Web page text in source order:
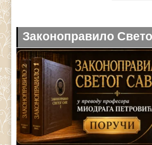
Законоправило